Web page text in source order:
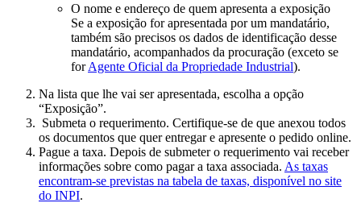
O nome e endereço de quem apresenta a exposição
Se a exposição for apresentada por um mandatário,
também são precisos os dados de identificação desse
mandatário, acompanhados da procuração (exceto se
forAgente Oficial da Propriedade Industrial).
Na lista que lhe vai ser apresentada, escolha a opção
“Exposição”.
Submeta o requerimento. Certifique-se de que anexou todos
os documentos que quer entregar e apresente o pedido online.
Pague a taxa. Depois de submeter o requerimento vai receber
informações sobre como pagar a taxa associada. As taxas
encontram-se previstas na tabela de taxas, disponível no site
do INPI.